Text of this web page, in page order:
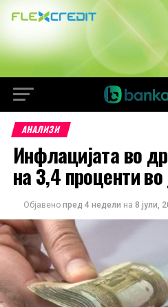
АНАЛИЗИ
Инфлацијата во
на 3,4 проценти во
Објавено пред 4 недели на 8 јули,